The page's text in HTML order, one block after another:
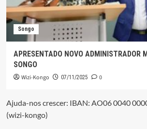
Songo
APRESENTADO NOVO ADMINISTRADOR
SONGO
Wizi-Kongo 07/11/2025 0
Ajuda-nos crescer: IBAN: AO06 0040
(wizi-kongo)